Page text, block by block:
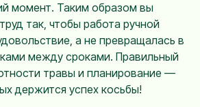
момент. Таким образом вы
так, чтобы работа ручной
а не превращалась в
между сроками. Правильный
травы и планирование —
держится успех косьбы!